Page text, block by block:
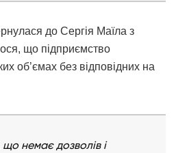
до Сергія Маїла з
що підприємство
об’ємах без відповідних на
немає дозволів і